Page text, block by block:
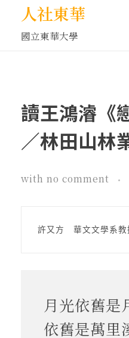
人社東華
國立東華大學
藝文空間
關鍵詞
讀王鴻濬《
／林田山林
with no comment
許又方　華文文學系教
月光依舊是
依舊是萬里